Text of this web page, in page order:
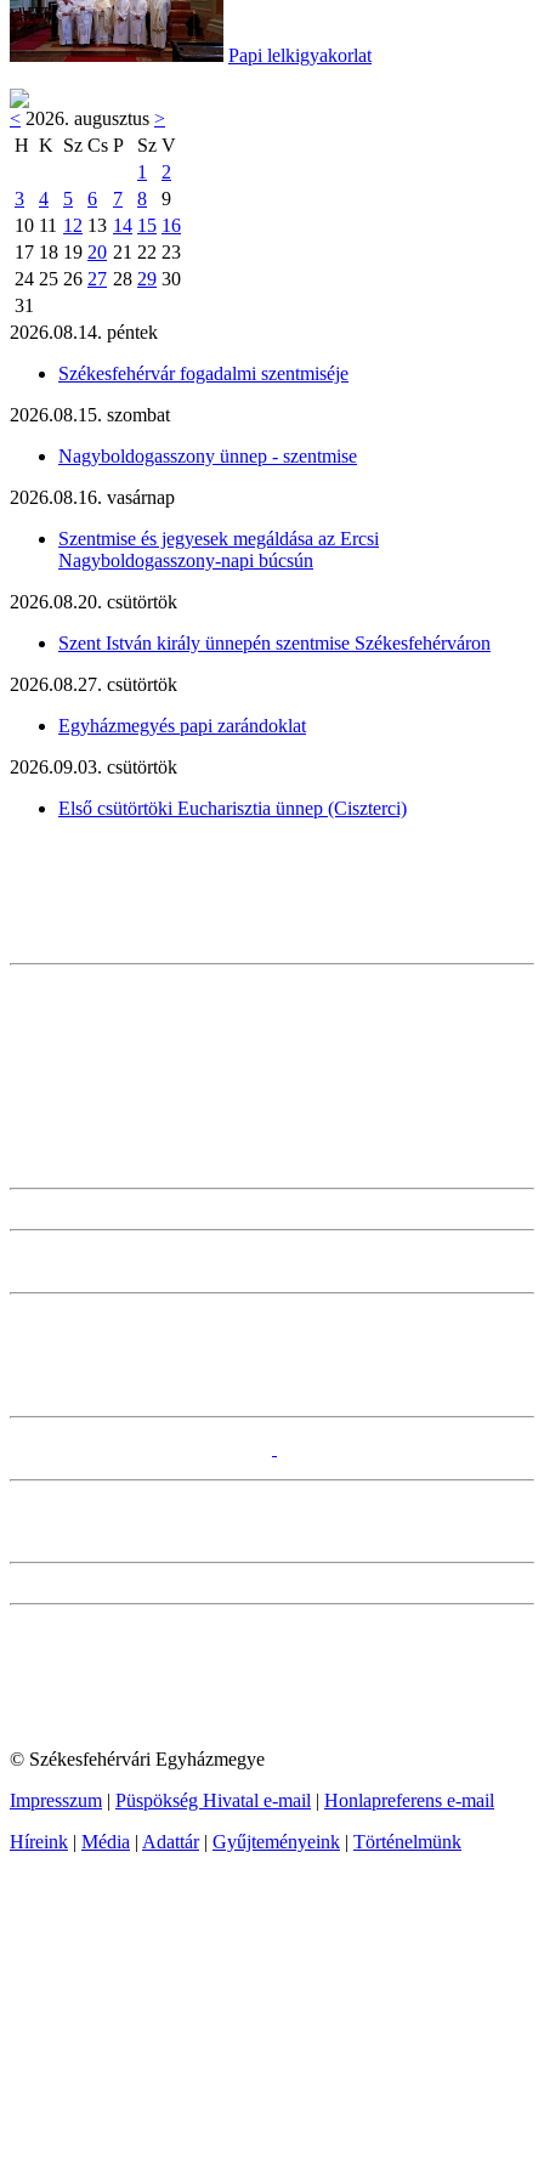
Papi lelkigyakorlat
< 2026. augusztus >
H K Sz Cs P Sz V
1
2
3
4 5 6 7 8
9
10 11 12 13 14 15 16
17 18 19 20 21 22 23
24 25 26 27 28 29 30
31
2026.08.14. péntek
Székesfehérvár fogadalmi szentmiséje
2026.08.15. szombat
Nagyboldogasszony ünnep - szentmise
2026.08.16. vasárnap
Szentmise és jegyesek megáldása az Ercsi
Nagyboldogasszony-napi búcsún
2026.08.20. csütörtök
Szent István király ünnepén szentmise Székesfehérváron
2026.08.27. csütörtök
Egyházmegyés papi zarándoklat
2026.09.03. csütörtök
Első csütörtöki Eucharisztia ünnep (Ciszterci)
© Székesfehérvári Egyházmegye
Impresszum | Püspökség Hivatal e-mail | Honlapreferens e-mail
Híreink | Média | Adattár| Gyűjteményeink | Történelmünk